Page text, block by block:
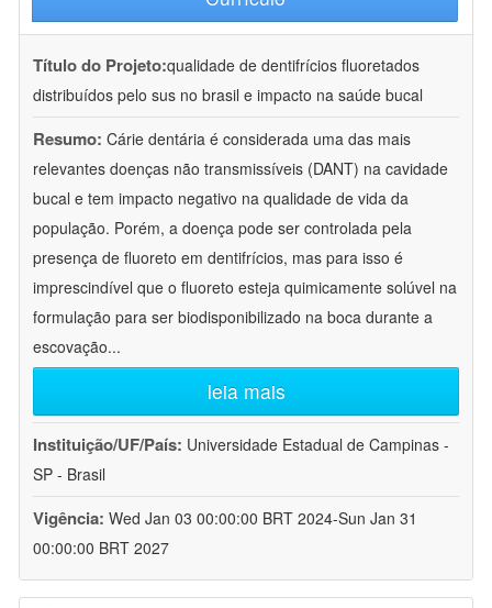
Título do Projeto:qualidade de dentifrícios fluoretados
distribuídos pelo sus no brasil e impacto na saúde bucal
Resumo: Cárie dentária é considerada uma das mais
relevantes doenças não transmissíveis (DANT) na cavidade
bucal e tem impacto negativo na qualidade de vida da
população. Porém, a doença pode ser controlada pela
presença de fluoreto em dentifrícios, mas para isso é
imprescindível que o fluoreto esteja quimicamente solúvel na
formulação para ser biodisponibilizado na boca durante a
escovação...
leia mais
Instituição/UF/País: Universidade Estadual de Campinas -
SP - Brasil
Vigência: Wed Jan 03 00:00:00 BRT 2024-Sun Jan 31
00:00:00 BRT 2027